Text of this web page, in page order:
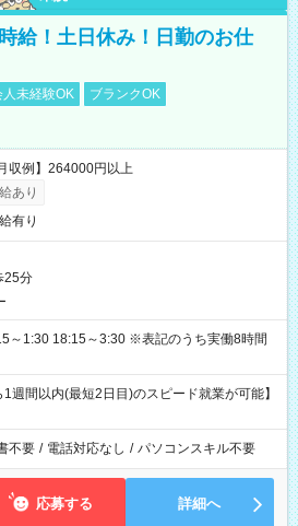
給！土日休み！日勤のお仕
人未経験OK
ブランクOK
例】264000円以上
あり
有り
25分
～3:30 ※表記のうち実働8時間
週間以内(最短2日目)のスピード就業が可能】
不要 / 電話対応なし / パソコンスキル不要
応募する 詳細へ